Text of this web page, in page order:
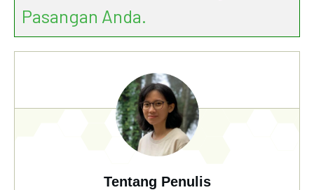
Pasangan Anda.
Tentang Penulis